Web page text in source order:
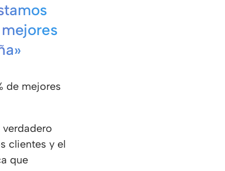
de mejores
clientes y el
que